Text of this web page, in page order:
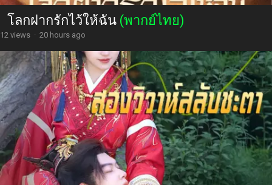
โลกฝากรักไว้ให้ฉัน (พากย์ไทย)
12 views · 20 hours ago